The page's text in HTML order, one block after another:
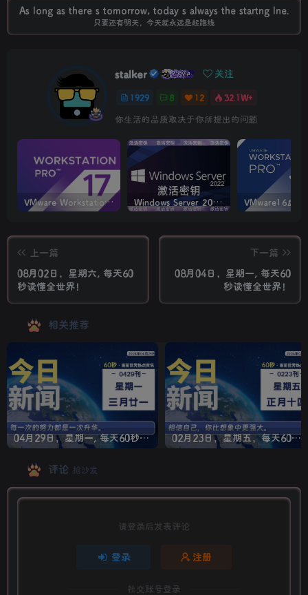
As long as there s tomorrow, today s always the startng lne.
只要还有明天，今天就永远是起跑线
stalker 关注
1929 8 12
32.1W+
你生活的品质取决于你所提出的问题
VMware Workstation PRO v17.6.4 正式版_虚拟机(带激活密钥) Windows Server 2022激活密钥 2024 5月更新
上一篇
08月02日，星期六, 每天60
秒读懂全世界！
下一篇
08月04日，星期一, 每天60
秒读懂全世界！
相关推荐
04月29日，星期一, 每天60秒读懂全世界！ 02月23日，星期五，每天60秒读懂全世界！
评论 抢沙发
请登录后发表评论
登录 注册
社交账号登录